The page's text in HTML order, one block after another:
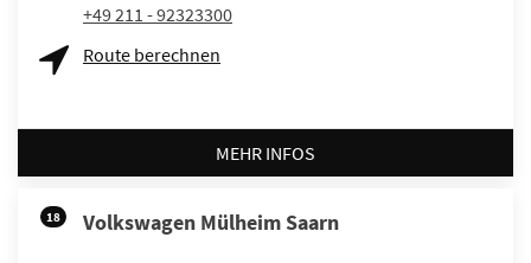
+49 211 - 92323300
Route berechnen
MEHR INFOS
18 Volkswagen Mülheim Saarn